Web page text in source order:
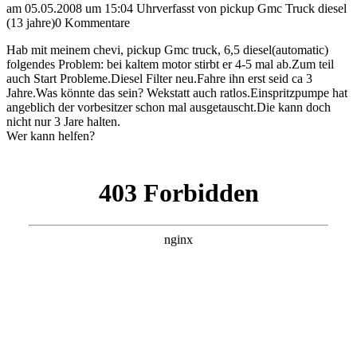
am 05.05.2008 um 15:04 Uhrverfasst von pickup Gmc Truck diesel
(13 jahre)0 Kommentare
Hab mit meinem chevi, pickup Gmc truck, 6,5 diesel(automatic)
folgendes Problem: bei kaltem motor stirbt er 4-5 mal ab.Zum teil
auch Start Probleme.Diesel Filter neu.Fahre ihn erst seid ca 3
Jahre.Was könnte das sein? Wekstatt auch ratlos.Einspritzpumpe hat
angeblich der vorbesitzer schon mal ausgetauscht.Die kann doch
nicht nur 3 Jare halten.
Wer kann helfen?